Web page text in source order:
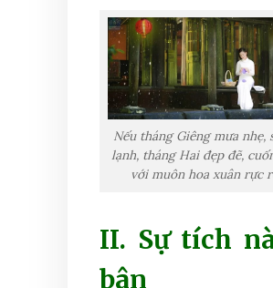
Nếu tháng Giêng mưa nhẹ,
lạnh, tháng Hai đẹp đẽ,
với muôn hoa xuân rực
II. Sự tích
bân